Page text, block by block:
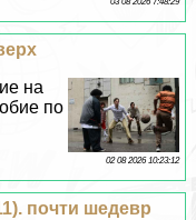
03 08 2026 7:48:29
на
по
02 08 2026 10:23:12
почти шедевр